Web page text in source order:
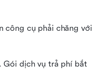
công cụ phải chăng với
Gói dịch vụ trả phí bắt